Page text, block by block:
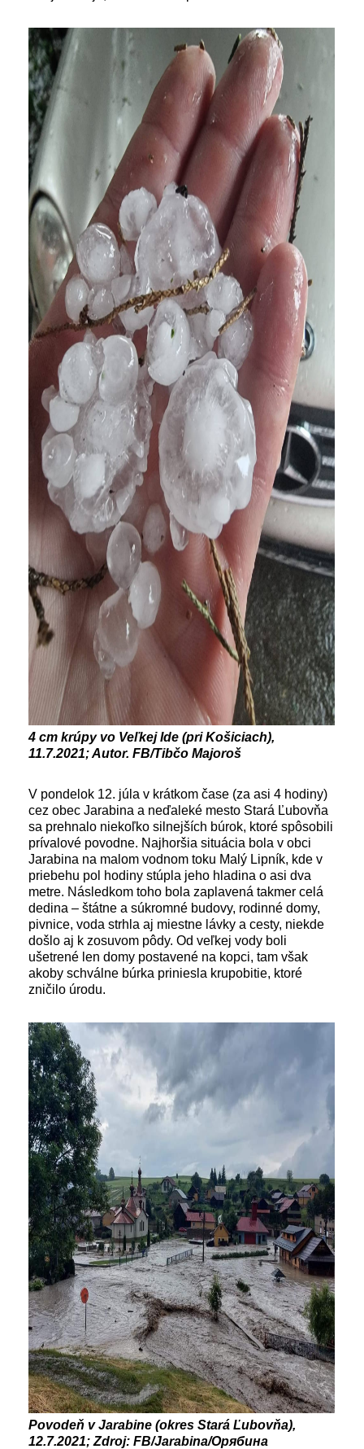
4 cm krúpy vo Veľkej Ide (pri Košiciach),
11.7.2021; Autor. FB/Tibčo Majoroš
V pondelok 12. júla v krátkom čase (za asi 4 hodiny)
cez obec Jarabina a neďaleké mesto Stará Ľubovňa
sa prehnalo niekoľko silnejších búrok, ktoré spôsobili
prívalové povodne. Najhoršia situácia bola v obci
Jarabina na malom vodnom toku Malý Lipník, kde v
priebehu pol hodiny stúpla jeho hladina o asi dva
metre. Následkom toho bola zaplavená takmer celá
dedina – štátne a súkromné budovy, rodinné domy,
pivnice, voda strhla aj miestne lávky a cesty, niekde
došlo aj k zosuvom pôdy. Od veľkej vody boli
ušetrené len domy postavené na kopci, tam však
akoby schválne búrka priniesla krupobitie, ktoré
zničilo úrodu.
Povodeň v Jarabine (okres Stará Ľubovňa),
12.7.2021; Zdroj: FB/Jarabina/Орябина